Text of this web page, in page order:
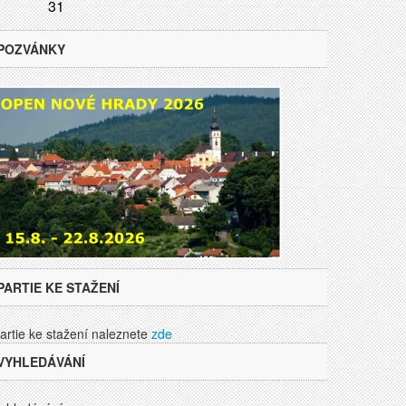
31
KE STAŽENÍ
ke stažení naleznetezde